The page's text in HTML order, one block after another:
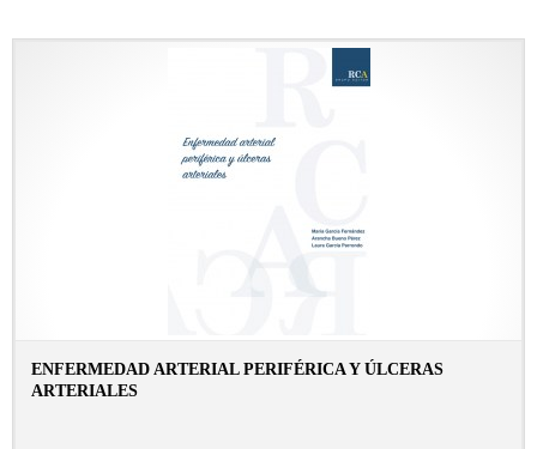
ENFERMEDAD ARTERIAL PERIFÉRICA Y ÚLCERAS
ARTERIALES